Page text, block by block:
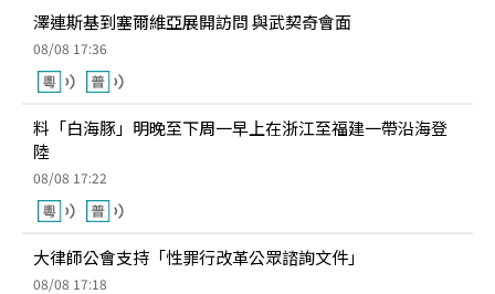
澤連斯基到塞爾維亞展開訪問 與武契奇會面
08/08 17:36
料「白海豚」明晚至下周一早上在浙江至福建一帶沿海登
陸
08/08 17:22
大律師公會支持「性罪行改革公眾諮詢文件」
08/08 17:18